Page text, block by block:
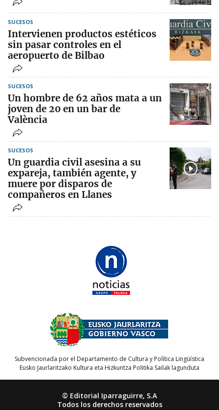
SUCESOS
Intervienen productos estéticos
sin pasar controles en el
aeropuerto de Bilbao
SUCESOS
Un hombre de 62 años mata a un
joven de 20 en un bar de
València
SUCESOS
Un guardia civil asesina a su
expareja, también agente, y
muere por disparos de
compañeros en Llanes
Subvencionada por el Departamento de Cultura y Política Lingüística
Eusko Jaurlaritzako Kultura eta Hizkuntza Politika Sailak lagunduta
© Editorial Iparraguirre, S.A
Todos los derechos reservados